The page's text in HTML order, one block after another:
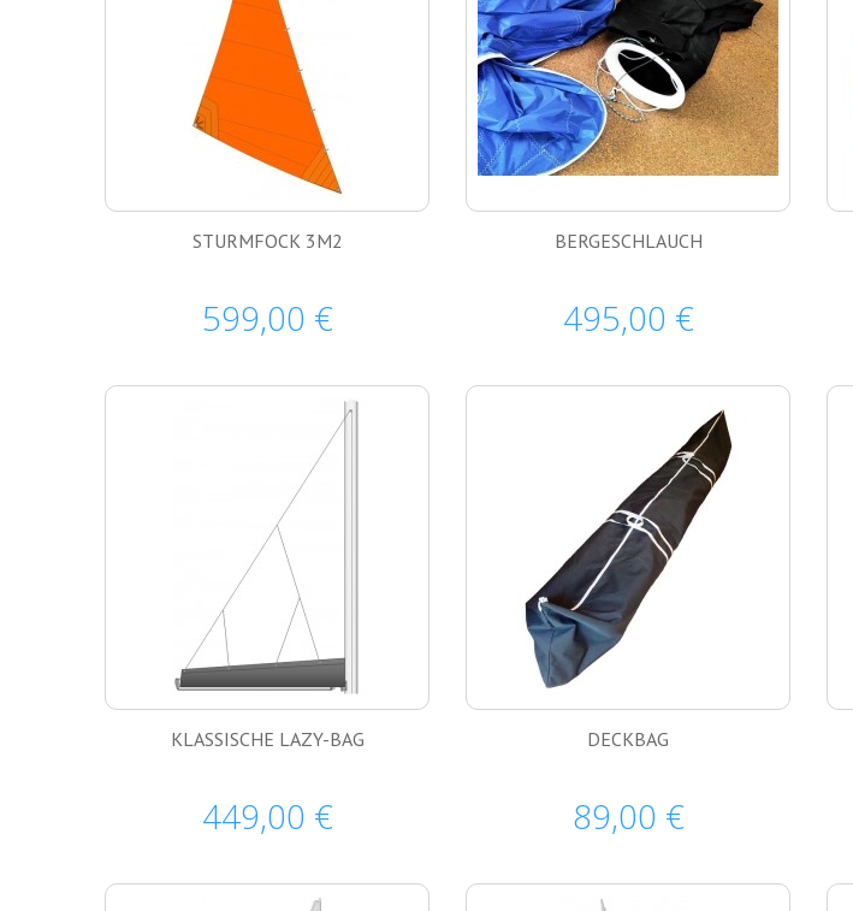
STURMFOCK 3M2
599,00 €
BERGESCHLAUCH
495,00 €
KLASSISCHE LAZY-BAG
449,00 €
DECKBAG
89,00 €